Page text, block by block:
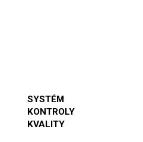
SYSTÉM
KONTROLY
KVALITY